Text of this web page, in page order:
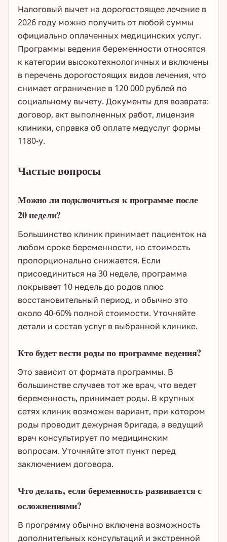
Налоговый вычет на дорогостоящее лечение в
2026 году можно получить от любой суммы
официально оплаченных медицинских услуг.
Программы ведения беременности относятся
к категории высокотехнологичных и включены
в перечень дорогостоящих видов лечения, что
снимает ограничение в 120 000 рублей по
социальному вычету. Документы для возврата:
договор, акт выполненных работ, лицензия
клиники, справка об оплате медуслуг формы
1180-у.
Частые вопросы
Можно ли подключиться к программе после
20 недели?
Большинство клиник принимает пациенток на
любом сроке беременности, но стоимость
пропорционально снижается. Если
присоединиться на 30 неделе, программа
покрывает 10 недель до родов плюс
восстановительный период, и обычно это
около 40-60% полной стоимости. Уточняйте
детали и состав услуг в выбранной клинике.
Кто будет вести роды по программе ведения?
Это зависит от формата программы. В
большинстве случаев тот же врач, что ведет
беременность, принимает роды. В крупных
сетях клиник возможен вариант, при котором
роды проводит дежурная бригада, а ведущий
врач консультирует по медицинским
вопросам. Уточняйте этот пункт перед
заключением договора.
Что делать, если беременность развивается с
осложнениями?
В программу обычно включена возможность
дополнительных консультаций и экстренной